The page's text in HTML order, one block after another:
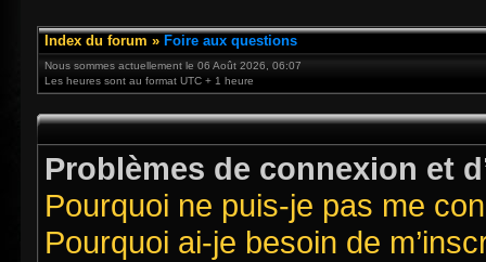
Index du forum » Foire aux questions
Nous sommes actuellement le 06 Août 2026, 06:07
Les heures sont au format UTC + 1 heure
Problèmes de connexion et
Pourquoi ne puis-je pas me
Pourquoi ai-je besoin de